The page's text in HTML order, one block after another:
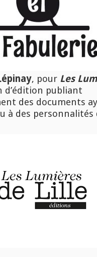
, pour Les
d’édition publiant
des documents
à des personnalités